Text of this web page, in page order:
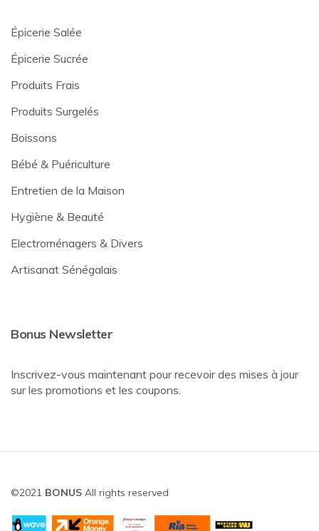
Épicerie Salée
Épicerie Sucrée
Produits Frais
Produits Surgelés
Boissons
Bébé & Puériculture
Entretien de la Maison
Hygiène & Beauté
Electroménagers & Divers
Artisanat Sénégalais
Bonus Newsletter
Inscrivez-vous maintenant pour recevoir des mises à jour
sur les promotions et les coupons.
©2021 BONUS All rights reserved